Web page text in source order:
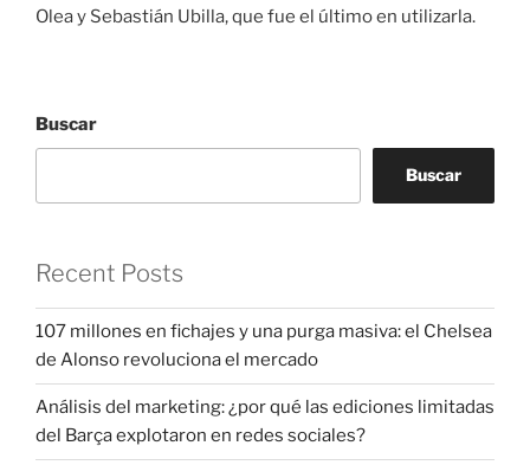
Olea y Sebastián Ubilla, que fue el último en utilizarla.
Buscar
Buscar
Recent Posts
107 millones en fichajes y una purga masiva: el Chelsea
de Alonso revoluciona el mercado
Análisis del marketing: ¿por qué las ediciones limitadas
del Barça explotaron en redes sociales?